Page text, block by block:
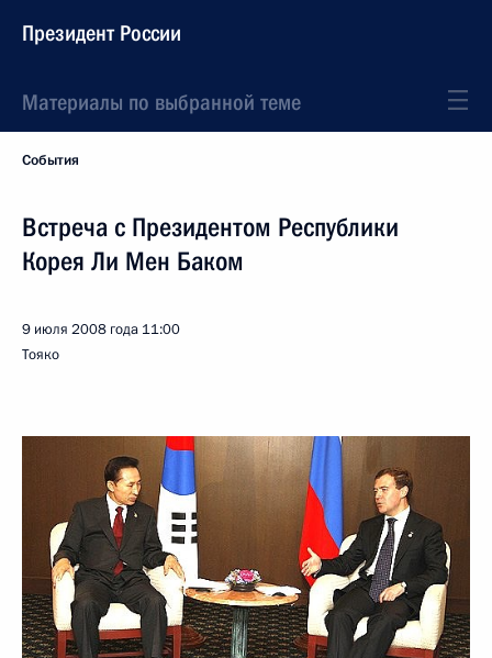
Президент России
Материалы по выбранной теме
События
Встреча с Президентом Республики
Корея Ли Мен Баком
9 июля 2008 года 11:00
Тояко